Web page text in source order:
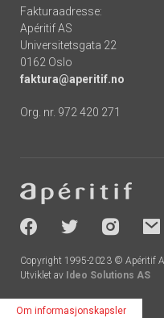
Fakturaadresse:
Apéritif AS
Universitetsgata 22
0162 Oslo
faktura@aperitif.no
Org. nr. 972 420 271
-
socials
Copyright 1995-2023 © Apéritif
Utviklet av Ideo Solutions AS
Om informasjonskapsler